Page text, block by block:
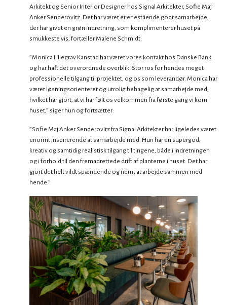
Arkitekt og Senior Interior Designer hos Signal Arkitekter, Sofie Maj
Anker Senderovitz. Det har været et enestående godt samarbejde,
der har givet en grøn indretning, som komplimenterer huset på
smukkeste vis, fortæller Malene Schmidt:
”Monica Lillegrav Kanstad har været vores kontakt hos Danske Bank
og har haft det overordnede overblik. Stor ros for hendes meget
professionelle tilgang til projektet, og os som leverandør. Monica har
været løsningsorienteret og utrolig behagelig at samarbejde med,
hvilket har gjort, at vi har følt os velkommen fra første gang vi kom i
huset,” siger hun og fortsætter:
”Sofie Maj Anker Senderovitz fra Signal Arkitekter har ligeledes været
enormt inspirerende at samarbejde med. Hun har en supergod,
kreativ og samtidig realistisk tilgang til tingene, både i indretningen
og i forhold til den fremadrettede drift af planterne i huset. Det har
gjort det helt vildt spændende og nemt at arbejde sammen med
hende.”